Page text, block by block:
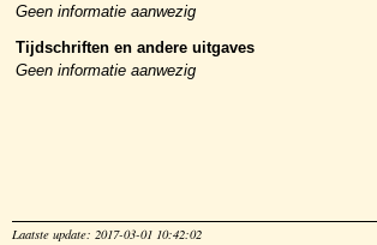
Geen informatie aanwezig
Tijdschriften en andere uitgaves
Geen informatie aanwezig
Laatste update: 2017-03-01 10:42:02